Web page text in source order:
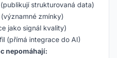
strukturovaná data)
zmínky)
jako signál kvality)
(přímá integrace do AI)
nepomáhají: